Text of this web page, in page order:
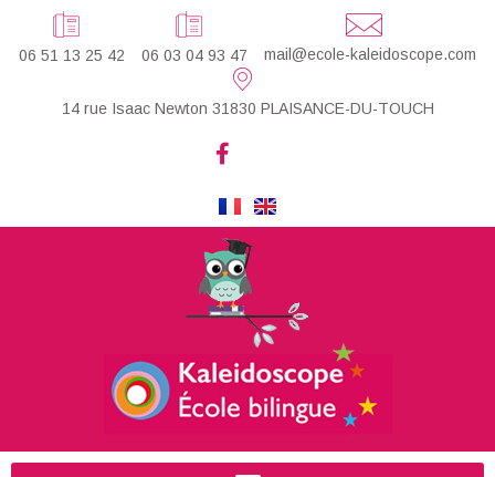
06 51 13 25 42 06 03 04 93 47 mail@ecole-kaleidoscope.com
14 rue Isaac Newton 31830 PLAISANCE-DU-TOUCH